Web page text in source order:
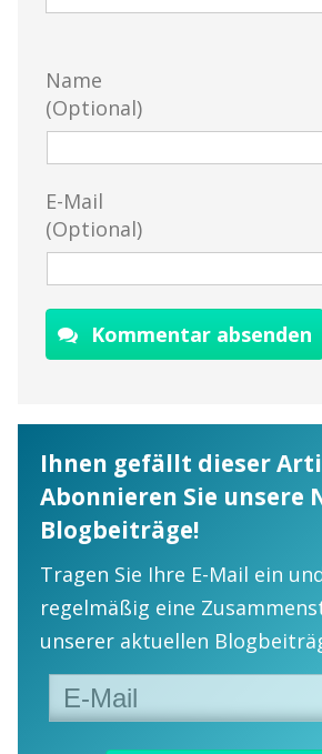
Name
(Optional)
E-Mail
(Optional)
Kommentar absenden
Ihnen gefällt dieser
Abonnieren Sie unsere
Blogbeiträge!
Tragen Sie Ihre E-Mail ein
regelmäßig eine
unserer aktuellen